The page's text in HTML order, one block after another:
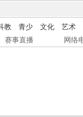
教 青少 文化
艺术
赛事直播 网络